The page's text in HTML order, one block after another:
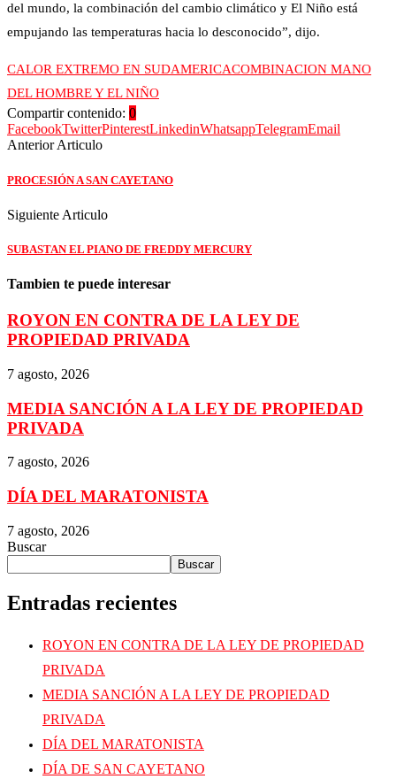
del mundo, la combinación del cambio climático y El Niño está
empujando las temperaturas hacia lo desconocido”, dijo.
CALOR EXTREMO EN SUDAMERICACOMBINACION MANO
DEL HOMBRE Y EL NIÑO
Compartir contenido: 0
FacebookTwitterPinterestLinkedinWhatsappTelegramEmail
Anterior Articulo
PROCESIÓN A SAN CAYETANO
Siguiente Articulo
SUBASTAN EL PIANO DE FREDDY MERCURY
Tambien te puede interesar
ROYON EN CONTRA DE LA LEY DE
PROPIEDAD PRIVADA
7 agosto, 2026
MEDIA SANCIÓN A LA LEY DE PROPIEDAD
PRIVADA
7 agosto, 2026
DÍA DEL MARATONISTA
7 agosto, 2026
Buscar
Buscar
Entradas recientes
ROYON EN CONTRA DE LA LEY DE PROPIEDAD
PRIVADA
MEDIA SANCIÓN A LA LEY DE PROPIEDAD
PRIVADA
DÍA DEL MARATONISTA
DÍA DE SAN CAYETANO